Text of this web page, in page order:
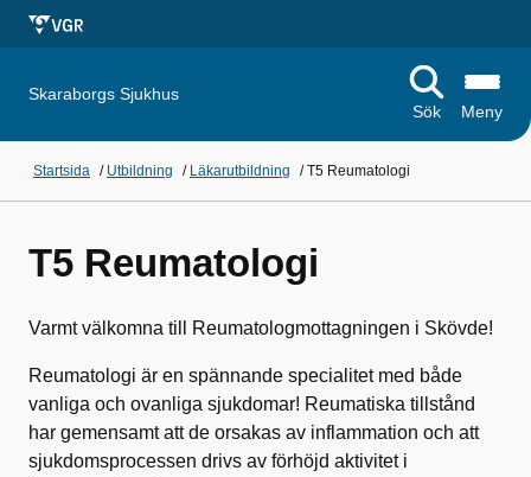
Skaraborgs Sjukhus
Sök
Meny
Startsida / Utbildning / Läkarutbildning /T5 Reumatologi
T5 Reumatologi
Varmt välkomna till Reumatologmottagningen i Skövde!
Reumatologi är en spännande specialitet med både
vanliga och ovanliga sjukdomar! Reumatiska tillstånd
har gemensamt att de orsakas av inflammation och att
sjukdomsprocessen drivs av förhöjd aktivitet i